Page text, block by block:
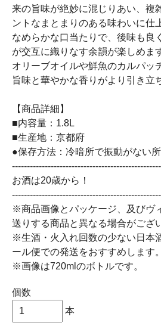
来の旨味が絶妙に混じりあい、複
ントなまとまりのある味わいに仕
なめらかな口当たりで、後味も良
が交互に織りなす余韻が楽しめま
オリーブオイルや鮮魚のカルパッ
旨味と華やかな香りがより引き立
【商品詳細】
■内容量：1.8L
■生産地：京都府
●保存方法：冷暗所で振動がない所
お酒は20歳から！
※商品画像とパッケージ、及びヴ
送りする商品と異なる場合がござ
※生酒・火入れ回数の少ない日本
ール便での発送をおすすめします。
※画像は720mlのボトルです。
個数
本